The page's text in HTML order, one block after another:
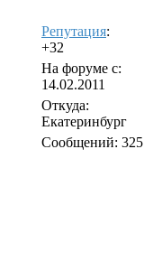
Репутация:
+32
На форуме с:
14.02.2011
Откуда:
Екатеринбург
Сообщений: 325